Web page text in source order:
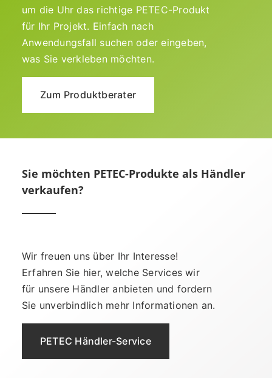
um die Uhr das richtige PETEC-Produkt
für Ihr Projekt. Einfach nach
Anwendungsfall suchen oder eingeben,
was Sie verkleben möchten.
Zum Produktberater
Sie möchten PETEC-Produkte als Händler
verkaufen?
Wir freuen uns über Ihr Interesse!
Erfahren Sie hier, welche Services wir
für unsere Händler anbieten und fordern
Sie unverbindlich mehr Informationen an.
PETEC Händler-Service